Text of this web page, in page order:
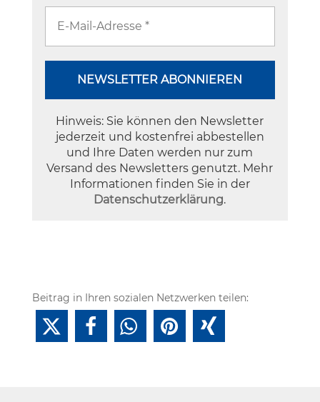
Hinweis: Sie können den Newsletter
jederzeit und kostenfrei abbestellen
und Ihre Daten werden nur zum
Versand des Newsletters genutzt. Mehr
Informationen finden Sie in der
Datenschutzerklärung.
Beitrag in Ihren sozialen Netzwerken teilen: